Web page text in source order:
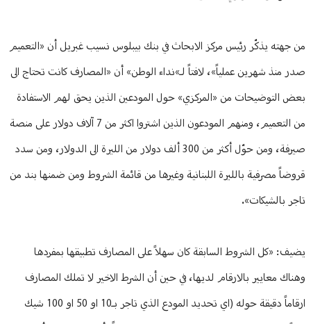
من جهته يذكّر رئيس مركز الابحاث في بنك بيبلوس نسيب غبريل أن «التعميم
صدر منذ شهرين عملياً»، لافتاً لـ»نداء الوطن» أن «المصارف كانت تحتاج الى
بعض التوضيحات من «المركزي» حول المودعين الذين يحق لهم الاستفادة
من التعميم، ومنهم المودعون الذين اشتروا اكثر من 7 آلاف دولار على منصة
صيرفة، ومن حوّل أكثر من 300 ألف دولار من الليرة الى الدولار، ومن سدد
قروضاً مصرفية بالليرة اللبنانية وغيرها من قائمة الشروط ومن ضمنها بند من
تاجر بالشيكات».
يضيف: «كل الشروط السابقة كان سهلاً على المصارف تطبيقها بمفردها
وهناك معايير بالارقام لديها، في حين أن الشرط الاخير لا تملك المصارف
ارقاماً دقيقة حوله (اي تحديد المودع الذي تاجر بـ10 او 50 او 100 شيك